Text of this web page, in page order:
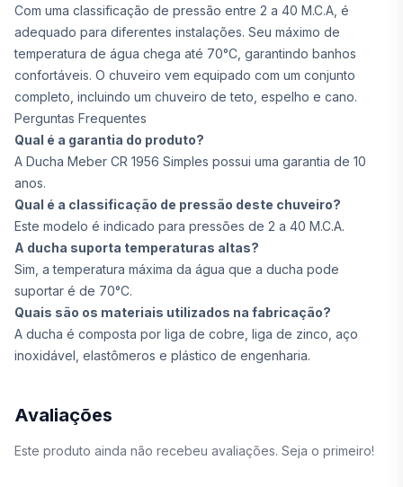
Com uma classificação de pressão entre 2 a 40 M.C.A, é
adequado para diferentes instalações. Seu máximo de
temperatura de água chega até 70°C, garantindo banhos
confortáveis. O chuveiro vem equipado com um conjunto
completo, incluindo um chuveiro de teto, espelho e cano.
Perguntas Frequentes
Qual é a garantia do produto?
A Ducha Meber CR 1956 Simples possui uma garantia de 10
anos.
Qual é a classificação de pressão deste chuveiro?
Este modelo é indicado para pressões de 2 a 40 M.C.A.
A ducha suporta temperaturas altas?
Sim, a temperatura máxima da água que a ducha pode
suportar é de 70°C.
Quais são os materiais utilizados na fabricação?
A ducha é composta por liga de cobre, liga de zinco, aço
inoxidável, elastômeros e plástico de engenharia.
Avaliações
Este produto ainda não recebeu avaliações. Seja o primeiro!